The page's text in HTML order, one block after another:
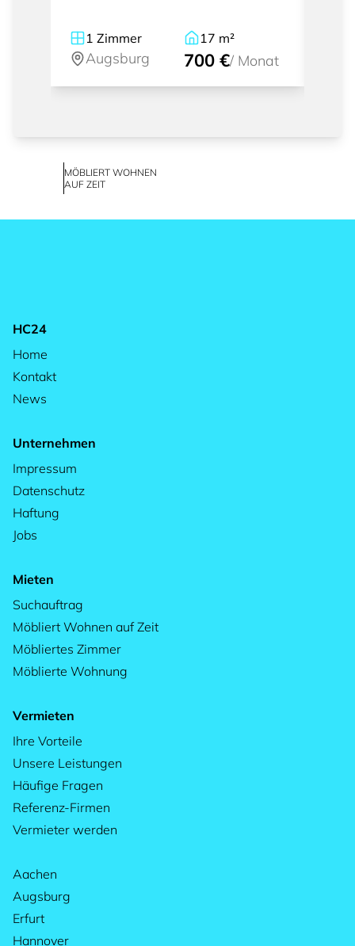
1 Zimmer
Augsburg
17 m²
700 €/ Monat
MÖBLIERT WOHNEN
AUF ZEIT
HC24
Home
Kontakt
News
Unternehmen
Impressum
Datenschutz
Haftung
Jobs
Mieten
Suchauftrag
Möbliert Wohnen auf Zeit
Möbliertes Zimmer
Möblierte Wohnung
Vermieten
Ihre Vorteile
Unsere Leistungen
Häufige Fragen
Referenz-Firmen
Vermieter werden
Aachen
Augsburg
Erfurt
Hannover